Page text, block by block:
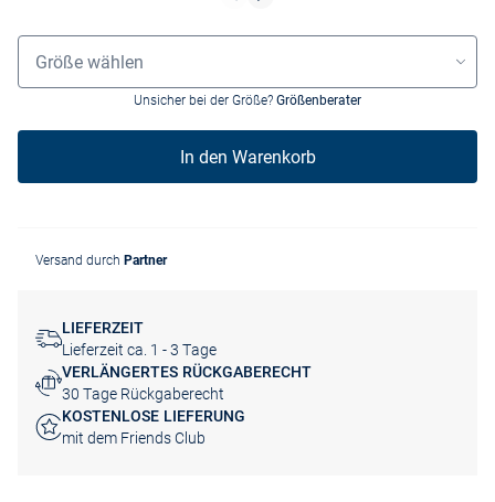
Größenauswahl
Größe wählen
Unsicher bei der Größe? Größenberater
In den Warenkorb
Versand durch Partner
LIEFERZEIT
Lieferzeit ca. 1 - 3 Tage
VERLÄNGERTES RÜCKGABERECHT
30 Tage Rückgaberecht
KOSTENLOSE LIEFERUNG
mit dem Friends Club